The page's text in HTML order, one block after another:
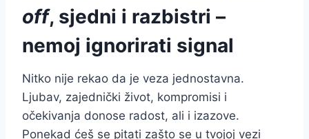
off, sjedni i razbistri –
nemoj ignorirati signal
Nitko nije rekao da je veza jednostavna.
Ljubav, zajednički život, kompromisi i
očekivanja donose radost, ali i izazove.
Ponekad ćeš se pitati zašto se u tvojoj vezi